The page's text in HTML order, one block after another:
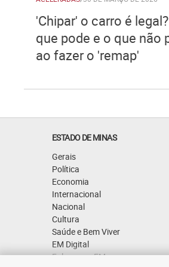
'Chipar' o carro é
que pode e o que não
ao fazer o 'remap'
ESTADO DE MINAS
Gerais
Política
Economia
Internacional
Nacional
Cultura
Saúde e Bem Viver
EM Digital
Fale com o EM